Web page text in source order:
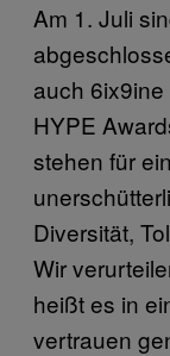
Am 1. Juli
auch 6ix9ine
HYPE
stehen für
Diversität,
Wir
heißt es in
vertrauen